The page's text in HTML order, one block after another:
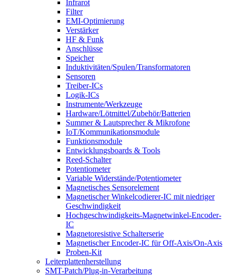
Infrarot
Filter
EMI-Optimierung
Verstärker
HF & Funk
Anschlüsse
Speicher
Induktivitäten/Spulen/Transformatoren
Sensoren
Treiber-ICs
Logik-ICs
Instrumente/Werkzeuge
Hardware/Lötmittel/Zubehör/Batterien
Summer & Lautsprecher & Mikrofone
IoT/Kommunikationsmodule
Funktionsmodule
Entwicklungsboards & Tools
Reed-Schalter
Potentiometer
Variable Widerstände/Potentiometer
Magnetisches Sensorelement
Magnetischer Winkelcodierer-IC mit niedriger
Geschwindigkeit
Hochgeschwindigkeits-Magnetwinkel-Encoder-
IC
Magnetoresistive Schalterserie
Magnetischer Encoder-IC für Off-Axis/On-Axis
Proben-Kit
Leiterplattenherstellung
SMT-Patch/Plug-in-Verarbeitung